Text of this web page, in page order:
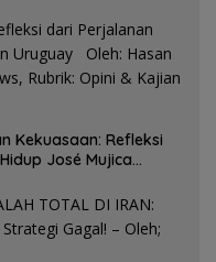
Kekuasaan: Refleksi
José Mujica
Utomo News,
Sosial.